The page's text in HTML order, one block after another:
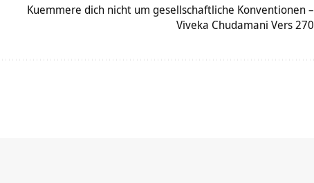
Kuemmere dich nicht um gesellschaftliche Konventionen –
Viveka Chudamani Vers 270